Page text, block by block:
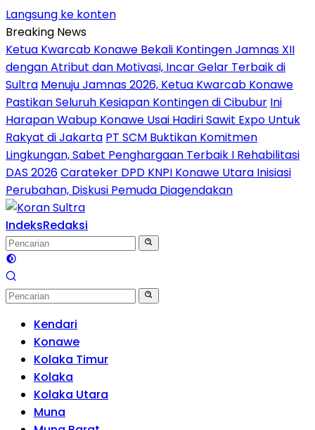
Langsung ke konten
Breaking News
Ketua Kwarcab Konawe Bekali Kontingen Jamnas XII
dengan Atribut dan Motivasi, Incar Gelar Terbaik di
Sultra Menuju Jamnas 2026, Ketua Kwarcab Konawe
Pastikan Seluruh Kesiapan Kontingen di Cibubur Ini
Harapan Wabup Konawe Usai Hadiri Sawit Expo Untuk
Rakyat di Jakarta PT SCM Buktikan Komitmen
Lingkungan, Sabet Penghargaan Terbaik I Rehabilitasi
DAS 2026Carateker DPD KNPI Konawe Utara Inisiasi
Perubahan, Diskusi Pemuda Diagendakan
IndeksRedaksi
Kendari
Konawe
Kolaka Timur
Kolaka
Kolaka Utara
Muna